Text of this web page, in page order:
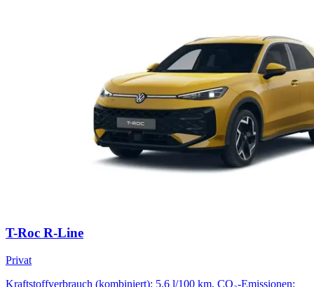
T-Roc R-Line
Privat
Kraftstoffverbrauch (kombiniert): 5,6 l/100 km, CO₂-Emissionen: